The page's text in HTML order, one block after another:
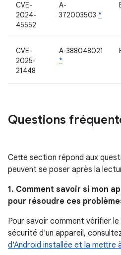
CVE-
2024-
45552
A-
372003503 *
CVE-
2025-
21448
A-388048021
*
Questions
Cette section répond aux
peuvent se poser après la
1. Comment savoir si mon
pour résoudre ces
Pour savoir comment vérifier
sécurité d'un appareil,
d'Android installée et la mettre